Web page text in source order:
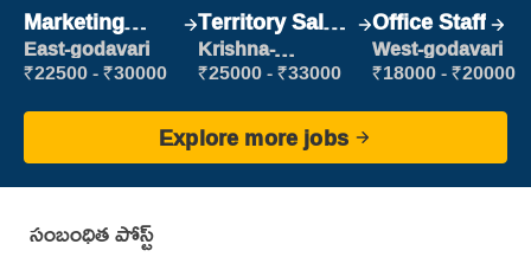
Marketing
Executive
East-godavari
₹22500 - ₹30000
Territory Sales
Manager
Krishna-
vijayawada
₹25000 - ₹33000
Office Staff
West-godavari
₹18000 - ₹20000
Explore more jobs
సంబంధిత పోస్ట్